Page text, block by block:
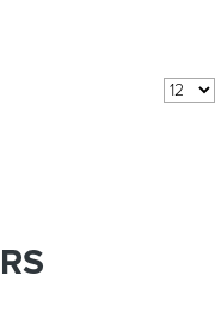
1 - 3 από 3